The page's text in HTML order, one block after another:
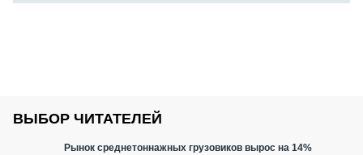
ВЫБОР ЧИТАТЕЛЕЙ
Рынок среднетоннажных грузовиков вырос на 14%